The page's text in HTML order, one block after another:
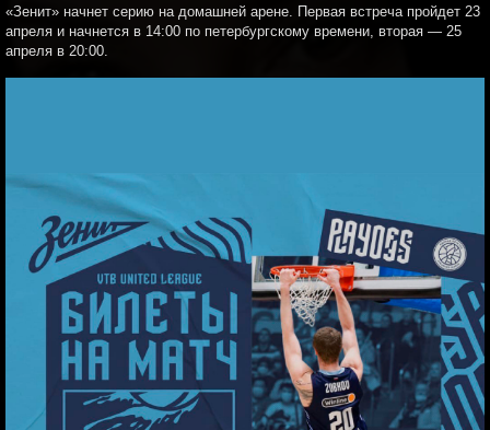
«Зенит» начнет серию на домашней арене. Первая встреча пройдет 23
апреля и начнется в 14:00 по петербургскому времени, вторая — 25
апреля в 20:00.